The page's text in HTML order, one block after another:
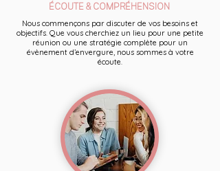
ÉCOUTE & COMPRÉHENSION
Nous commençons par discuter de vos besoins et
objectifs. Que vous cherchiez un lieu pour une petite
réunion ou une stratégie complète pour un
évènement d’envergure, nous sommes à votre
écoute.